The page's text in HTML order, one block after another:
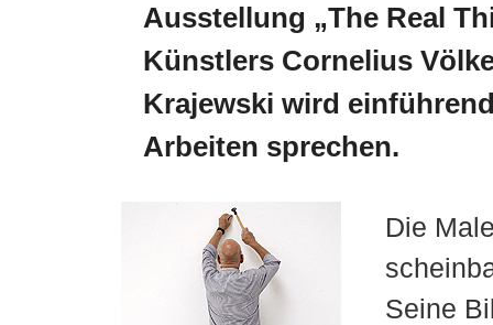
Ausstellung „The Real
Künstlers Cornelius
Krajewski wird
Arbeiten sprechen.
Die
Seine